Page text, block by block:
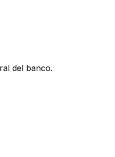
del banco.